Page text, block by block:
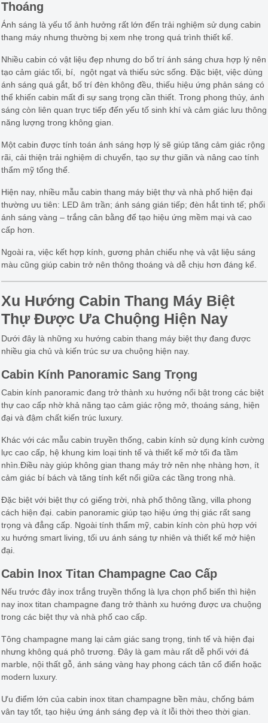
Thoáng
Ánh sáng là yếu tố ảnh hưởng rất lớn đến trải nghiệm sử dụng cabin
thang máy nhưng thường bị xem nhẹ trong quá trình thiết kế.
Nhiều cabin có vật liệu đẹp nhưng do bố trí ánh sáng chưa hợp lý nên
tạo cảm giác tối, bí, ngột ngạt và thiếu sức sống. Đặc biệt, việc dùng
ánh sáng quá gắt, bố trí đèn không đều, thiếu hiệu ứng phản sáng có
thể khiến cabin mất đi sự sang trọng cần thiết. Trong phong thủy, ánh
sáng còn liên quan trực tiếp đến yếu tố sinh khí và cảm giác lưu thông
năng lượng trong không gian.
Một cabin được tính toán ánh sáng hợp lý sẽ giúp tăng cảm giác rộng
rãi, cải thiện trải nghiệm di chuyển, tạo sự thư giãn và nâng cao tính
thẩm mỹ tổng thể.
Hiện nay, nhiều mẫu cabin thang máy biệt thự và nhà phố hiện đại
thường ưu tiên: LED âm trần; ánh sáng gián tiếp; đèn hắt tinh tế; phối
ánh sáng vàng – trắng cân bằng để tạo hiệu ứng mềm mại và cao
cấp hơn.
Ngoài ra, việc kết hợp kính, gương phản chiếu nhẹ và vật liệu sáng
màu cũng giúp cabin trở nên thông thoáng và dễ chịu hơn đáng kể.
Xu Hướng Cabin Thang Máy Biệt
Thự Được Ưa Chuộng Hiện Nay
Dưới đây là những xu hướng cabin thang máy biệt thự đang được
nhiều gia chủ và kiến trúc sư ưa chuộng hiện nay.
Cabin Kính Panoramic Sang Trọng
Cabin kính panoramic đang trở thành xu hướng nổi bật trong các biệt
thự cao cấp nhờ khả năng tạo cảm giác rộng mở, thoáng sáng, hiện
đại và đậm chất kiến trúc luxury.
Khác với các mẫu cabin truyền thống, cabin kính sử dụng kính cường
lực cao cấp, hệ khung kim loại tinh tế và thiết kế mở tối đa tầm
nhìn.Điều này giúp không gian thang máy trở nên nhẹ nhàng hơn, ít
cảm giác bí bách và tăng tính kết nối giữa các tầng trong nhà.
Đặc biệt với biệt thự có giếng trời, nhà phố thông tầng, villa phong
cách hiện đại. cabin panoramic giúp tạo hiệu ứng thị giác rất sang
trọng và đẳng cấp. Ngoài tính thẩm mỹ, cabin kính còn phù hợp với
xu hướng smart living, tối ưu ánh sáng tự nhiên và thiết kế mở hiện
đại.
Cabin Inox Titan Champagne Cao Cấp
Nếu trước đây inox trắng truyền thống là lựa chọn phổ biến thì hiện
nay inox titan champagne đang trở thành xu hướng được ưa chuộng
trong các biệt thự và nhà phố cao cấp.
Tông champagne mang lại cảm giác sang trọng, tinh tế và hiện đại
nhưng không quá phô trương. Đây là gam màu rất dễ phối với đá
marble, nội thất gỗ, ánh sáng vàng hay phong cách tân cổ điển hoặc
modern luxury.
Ưu điểm lớn của cabin inox titan champagne bền màu, chống bám
vân tay tốt, tạo hiệu ứng ánh sáng đẹp và ít lỗi thời theo thời gian.